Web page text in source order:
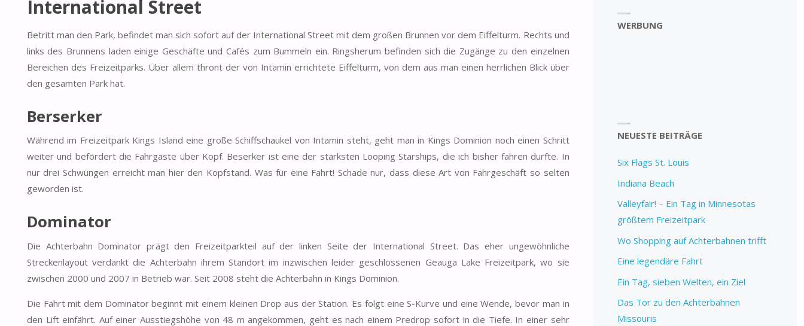
International Street
Betritt man den Park, befindet man sich sofort auf der International Street mit dem großen Brunnen vor dem Eiffelturm. Rechts und
links des Brunnens laden einige Geschäfte und Cafés zum Bummeln ein. Ringsherum befinden sich die Zugänge zu den einzelnen
Bereichen des Freizeitparks. Über allem thront der von Intamin errichtete Eiffelturm, von dem aus man einen herrlichen Blick über
den gesamten Park hat.
Berserker
Während im Freizeitpark Kings Island eine große Schiffschaukel von Intamin steht, geht man in Kings Dominion noch einen Schritt
weiter und befördert die Fahrgäste über Kopf. Beserker ist eine der stärksten Looping Starships, die ich bisher fahren durfte. In
nur drei Schwüngen erreicht man hier den Kopfstand. Was für eine Fahrt! Schade nur, dass diese Art von Fahrgeschäft so selten
geworden ist.
Dominator
Die Achterbahn Dominator prägt den Freizeitparkteil auf der linken Seite der International Street. Das eher ungewöhnliche
Streckenlayout verdankt die Achterbahn ihrem Standort im inzwischen leider geschlossenen Geauga Lake Freizeitpark, wo sie
zwischen 2000 und 2007 in Betrieb war. Seit 2008 steht die Achterbahn in Kings Dominion.
Die Fahrt mit dem Dominator beginnt mit einem kleinen Drop aus der Station. Es folgt eine S-Kurve und eine Wende, bevor man in
den Lift einfährt. Auf einer Ausstiegshöhe von 48 m angekommen, geht es nach einem Predrop sofort in die Tiefe. In einer sehr
WERBUNG
NEUESTE BEITRÄGE
Six Flags St. Louis
Indiana Beach
Valleyfair! – Ein Tag in Minnesotas
größtem Freizeitpark
Wo Shopping auf Achterbahnen trifft
Eine legendäre Fahrt
Ein Tag, sieben Welten, ein Ziel
Das Tor zu den Achterbahnen
Missouris